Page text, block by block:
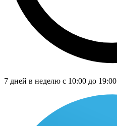
7 дней в неделю с 10:00 до 19:00